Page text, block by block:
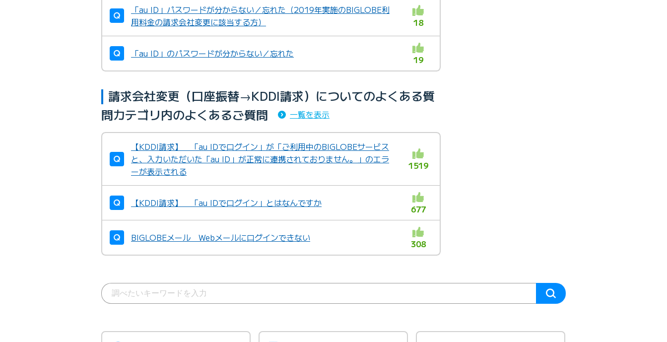
「au ID」パスワードが分からない／忘れた（2019年実施のBIGLOBE利
用料金の請求会社変更に該当する方）
18
「au ID」のパスワードが分からない／忘れた
19
請求会社変更（口座振替→KDDI請求）についてのよくある質
問カテゴリ内のよくあるご質問
一覧を表示
【KDDI請求】 「au IDでログイン」が「ご利用中のBIGLOBEサービス
と、入力いただいた「au ID」が正常に連携されておりません。」のエラ
ーが表示される
1519
【KDDI請求】 「au IDでログイン」とはなんですか
677
BIGLOBEメール Webメールにログインできない
308